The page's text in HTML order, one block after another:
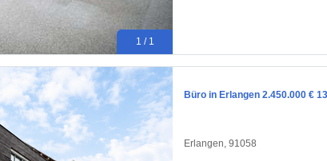
1 / 1
Büro in Erlangen 2.450.000 €
Erlangen, 91058